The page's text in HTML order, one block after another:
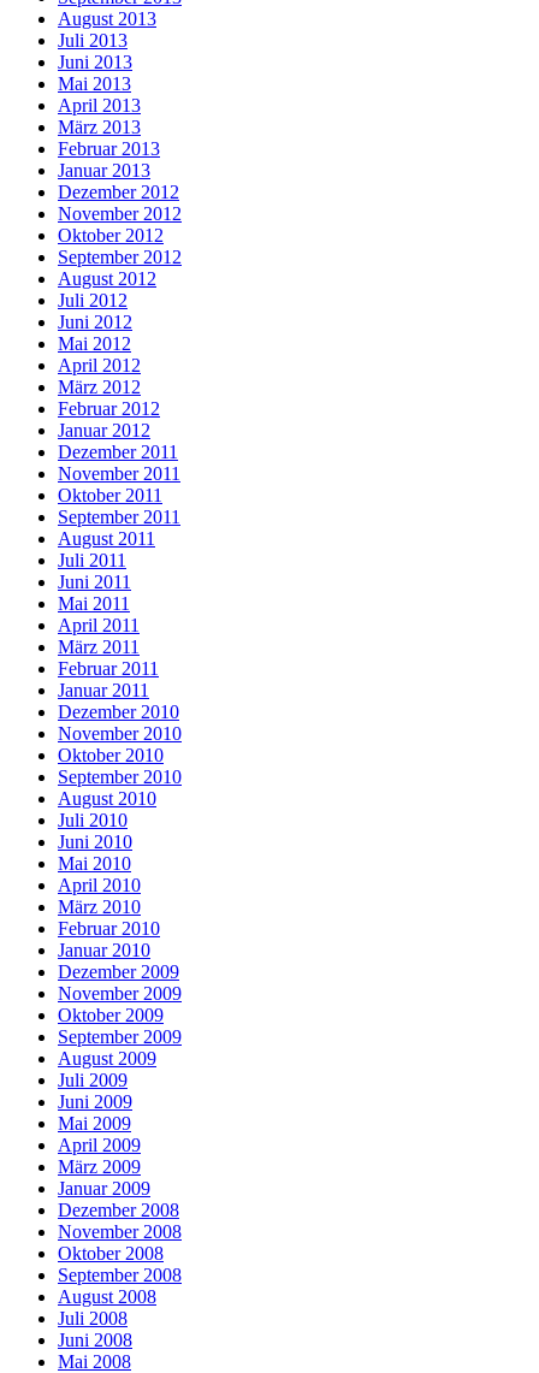
August 2013
Juli 2013
Juni 2013
Mai 2013
April 2013
März 2013
Februar 2013
Januar 2013
Dezember 2012
November 2012
Oktober 2012
September 2012
August 2012
Juli 2012
Juni 2012
Mai 2012
April 2012
März 2012
Februar 2012
Januar 2012
Dezember 2011
November 2011
Oktober 2011
September 2011
August 2011
Juli 2011
Juni 2011
Mai 2011
April 2011
März 2011
Februar 2011
Januar 2011
Dezember 2010
November 2010
Oktober 2010
September 2010
August 2010
Juli 2010
Juni 2010
Mai 2010
April 2010
März 2010
Februar 2010
Januar 2010
Dezember 2009
November 2009
Oktober 2009
September 2009
August 2009
Juli 2009
Juni 2009
Mai 2009
April 2009
März 2009
Januar 2009
Dezember 2008
November 2008
Oktober 2008
September 2008
August 2008
Juli 2008
Juni 2008
Mai 2008